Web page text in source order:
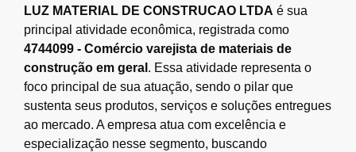
LUZ MATERIAL DE CONSTRUCAO LTDA é sua
principal atividade econômica, registrada como
4744099 - Comércio varejista de materiais de
construção em geral . Essa atividade representa o
foco principal de sua atuação, sendo o pilar que
sustenta seus produtos, serviços e soluções entregues
ao mercado. A empresa atua com excelência e
especialização nesse segmento, buscando